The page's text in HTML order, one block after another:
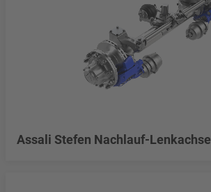
Assali Stefen Nachlauf-Lenkachse